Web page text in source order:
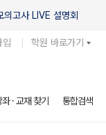
의고사 LIVE 설명회
입 학원 바로가기
· 교재 찾기 통합검색